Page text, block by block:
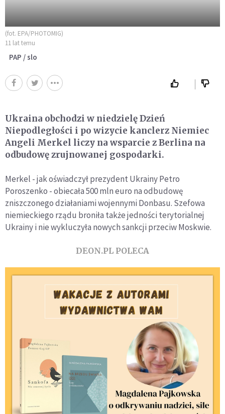
(fot. EPA/PHOTOMIG)
11 lat temu
PAP / slo
Ukraina obchodzi w niedzielę Dzień
Niepodległości i po wizycie kanclerz Niemiec
Angeli Merkel liczy na wsparcie z Berlina na
odbudowę zrujnowanej gospodarki.
Merkel - jak oświadczył prezydent Ukrainy Petro
Poroszenko - obiecała 500 mln euro na odbudowę
zniszczonego działaniami wojennymi Donbasu. Szefowa
niemieckiego rządu broniła także jedności terytorialnej
Ukrainy i nie wykluczyła nowych sankcji przeciw Moskwie.
DEON.PL POLECA